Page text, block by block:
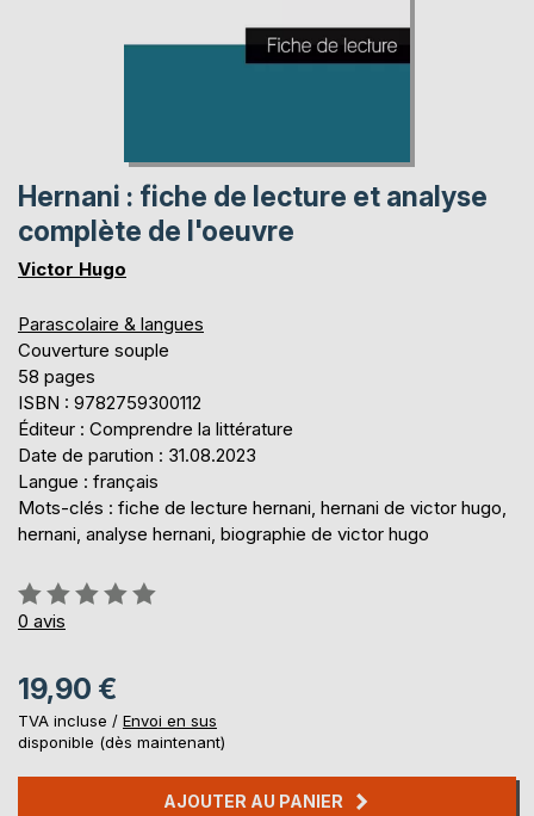
Hernani : fiche de lecture et analyse
complète de l'oeuvre
Victor Hugo
Parascolaire & langues
Couverture souple
58 pages
ISBN : 9782759300112
Éditeur : Comprendre la littérature
Date de parution : 31.08.2023
Langue : français
Mots-clés : fiche de lecture hernani, hernani de victor hugo,
hernani, analyse hernani, biographie de victor hugo
Évaluation:
0%
0 avis
19,90 €
TVA incluse / Envoi en sus
disponible (dès maintenant)
AJOUTER AU PANIER